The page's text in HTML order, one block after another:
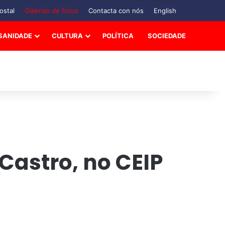
Galerías de fotos Contacta con nós English
CULTURA POLÍTICA SOCIEDADE
no CEIP